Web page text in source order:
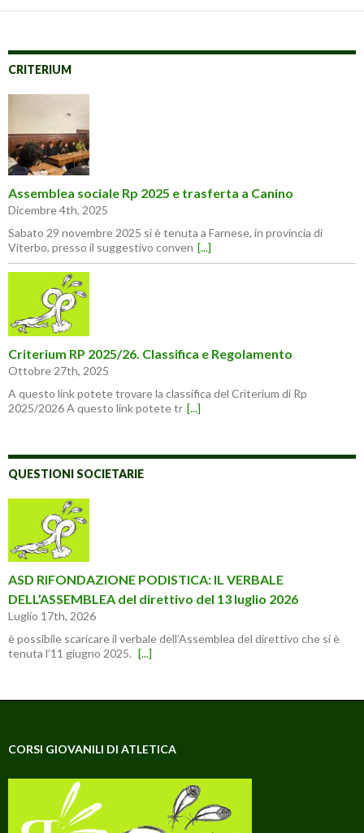
CRITERIUM
Assemblea sociale Rp 2025 e trasferta a Canino
Dicembre 4th, 2025
Sabato 29 novembre 2025 si è tenuta a Farnese, in provincia di
Viterbo, presso il suggestivo conven [...]
Criterium RP 2025/26. Classifica e Regolamento
Ottobre 27th, 2025
A questo link potete trovare la classifica del Criterium di Rp
2025/2026 A questo link potete tr [...]
QUESTIONI SOCIETARIE
ASD RIFONDAZIONE PODISTICA: IL VERBALE
DELL’ASSEMBLEA del direttivo del 13 luglio 2026
Luglio 17th, 2026
è possibile scaricare il verbale dell’Assemblea del direttivo che si è
tenuta l’11 giugno 2025. [...]
CORSI GIOVANILI DI ATLETICA